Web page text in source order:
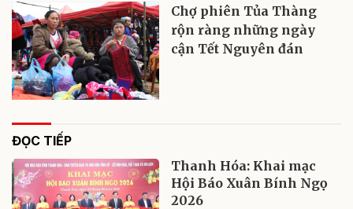
Chợ phiên Tủa Thàng
rộn ràng những ngày
cận Tết Nguyên đán
ĐỌC TIẾP
Thanh Hóa: Khai mạc
Hội Báo Xuân Bính Ngọ
2026